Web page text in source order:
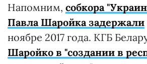
Напомним, собкора
Павла Шаройка задержали
ноябре 2017 года. КГБ
Шаройко в "создании в